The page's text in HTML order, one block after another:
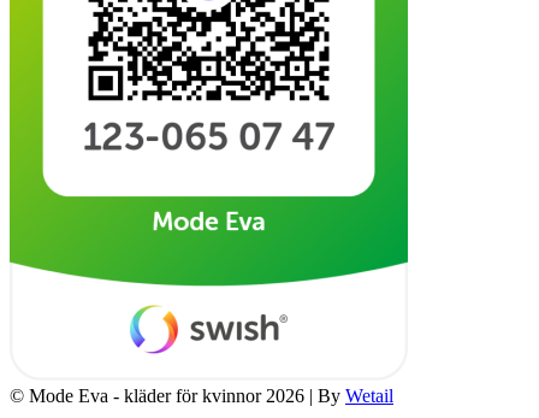
© Mode Eva - kläder för kvinnor 2026 | By Wetail